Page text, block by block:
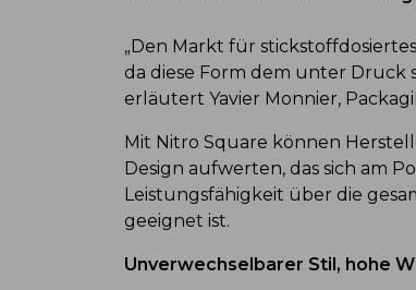
„Den Markt für
da diese Form dem unter Druck
erläutert Yavier Monnier,
Mit Nitro Square können
Design aufwerten, das sich am
Leistungsfähigkeit über die
geeignet ist.
Unverwechselbarer Stil, hohe